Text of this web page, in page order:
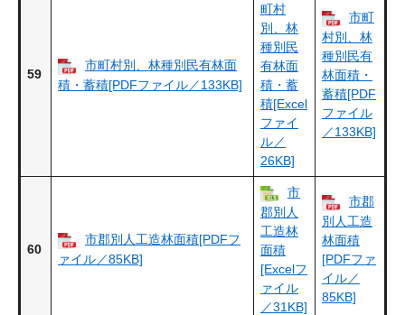
59
市町村別、林種別民有林面
積・蓄積[PDFファイル／133KB]
町村
別、林
種別民
有林面
積・蓄
積[Excel
ファイ
ル／
26KB]
市町
村別、林
種別民有
林面積・
蓄積[PDF
ファイル
／133KB]
60
市郡別人工造林面積[PDFフ
ァイル／85KB]
市
郡別人
工造林
面積
[Excelフ
ァイル
／31KB]
市郡
別人工造
林面積
[PDFファ
イル／
85KB]